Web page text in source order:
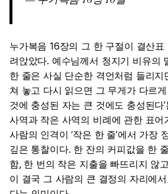
누가복음 16장의 그 한 구절이 결산
려앉았다. 예수님께서 청지기 비유의
한 줄은 사실 단순한 격언처럼 들리지
쳐 놓고 다시 읽으면 그 무게가 다르
것에 충성된 자는 큰 것에도 충성된다
사역과 작은 사역의 비례에 관한 표어
사람의 인격이 ‘작은 한 줄’에서 가장
깊은 통찰이다. 한 잔의 커피값을 한
함, 한 번의 작은 지출을 빠뜨리지 않
이 결국 그 사람의 큰 결정의 자리에